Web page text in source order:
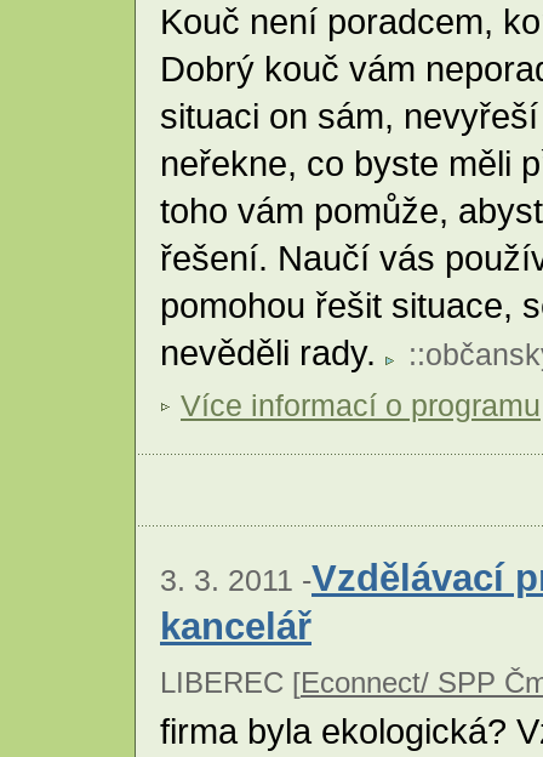
Kouč není poradcem,
Dobrý kouč vám
situaci on sám,
neřekne, co byste měli
toho vám pomůže,
řešení. Naučí vás
pomohou řešit situace,
nevěděli rady.
::
Více informací o programu
3. 3. 2011 -Vzdělávací
kancelář
LIBEREC [Econnect/ SPP
firma byla ekologická?